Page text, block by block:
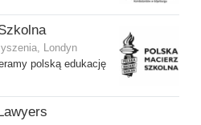
Londyn
polską edukację